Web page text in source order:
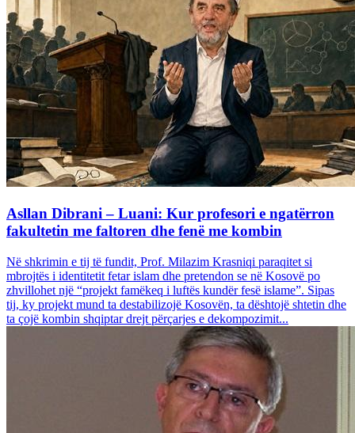
Asllan Dibrani – Luani: Kur profesori e ngatërron
fakultetin me faltoren dhe fenë me kombin
Në shkrimin e tij të fundit, Prof. Milazim Krasniqi paraqitet si
mbrojtës i identitetit fetar islam dhe pretendon se në Kosovë po
zhvillohet një “projekt famëkeq i luftës kundër fesë islame”. Sipas
tij, ky projekt mund ta destabilizojë Kosovën, ta dështojë shtetin dhe
ta çojë kombin shqiptar drejt përçarjes e dekompozimit...